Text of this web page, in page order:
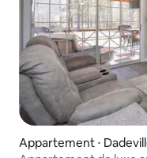
Appartement ⋅